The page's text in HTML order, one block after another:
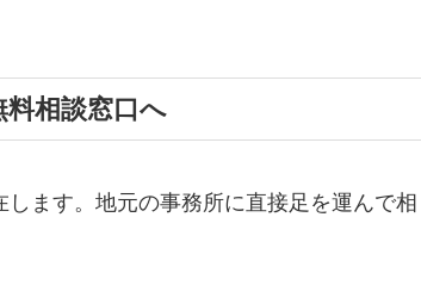
相談窓口へ
ます。地元の事務所に直接足を運んで相